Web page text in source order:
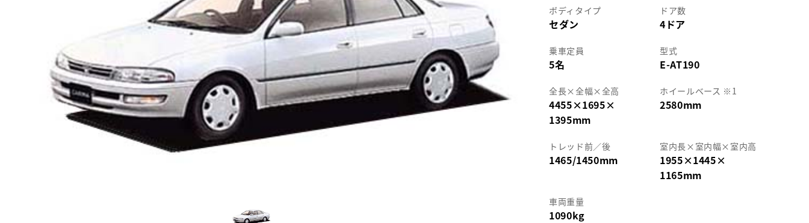
ボディタイプ
セダン
ドア数
4ドア
乗車定員
5名
型式
E-AT190
全長×全幅×全高
4455×1695×
1395mm
ホイールベース ※1
2580mm
トレッド前／後
1465/1450mm
室内長× 室内幅× 室内高
1955×1445×
1165mm
車両重量
1090kg